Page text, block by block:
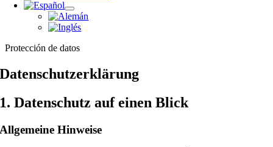
Protección de datos
Datenschutz­erklärung
1. Datenschutz auf einen Blick
Allgemeine Hinweise